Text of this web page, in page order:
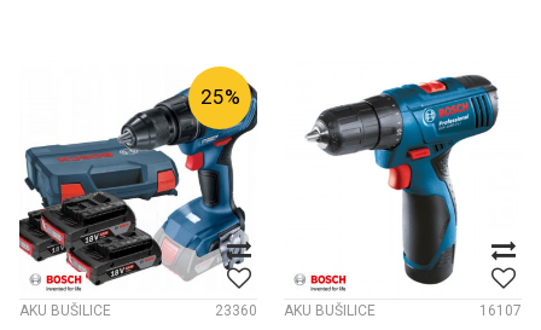
25%
AKU BUŠILICE 23360 AKU BUŠILICE 16107